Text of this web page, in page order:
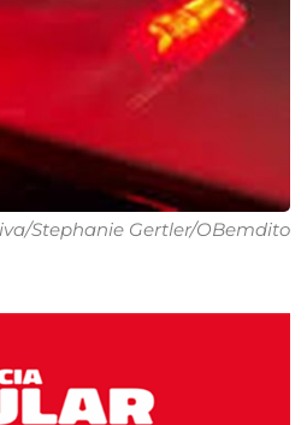
Stephanie Gertler/OBemdito